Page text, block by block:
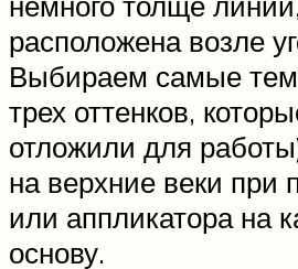
расположена возле
Выбираем самые
трех оттенков,
отложили для
на верхние веки при
или аппликатора на
основу.